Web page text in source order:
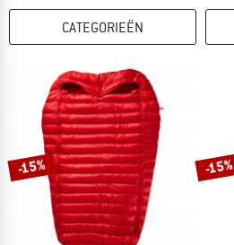
CATEGORIEËN
-15% -15%